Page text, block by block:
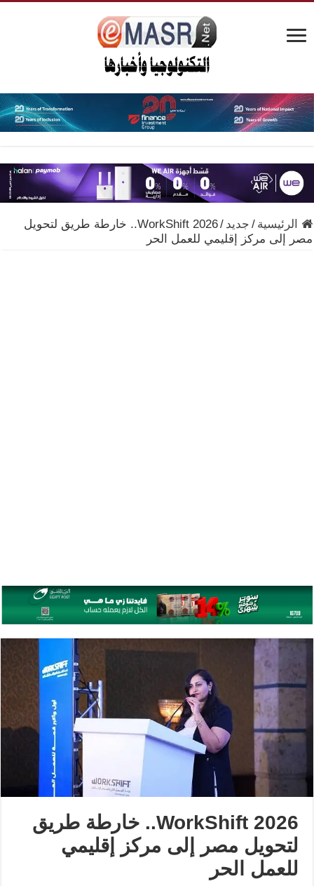
الرئيسية / جديد /
WorkShift 2026.. خارطة طريق لتحويل
مصر إلى مركز إقليمي للعمل الحر
WorkShift 2026.. خارطة طريق
لتحويل مصر إلى مركز إقليمي
للعمل الحر